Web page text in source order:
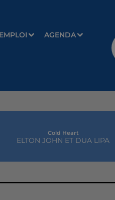
EMPLOI AGENDA
Cold Heart
ELTON JOHN ET DUA LIPA